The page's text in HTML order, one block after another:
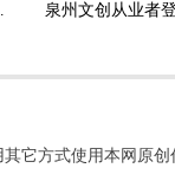
香气四溢
它方式使用本网原